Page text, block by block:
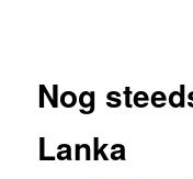
Nog
Lanka